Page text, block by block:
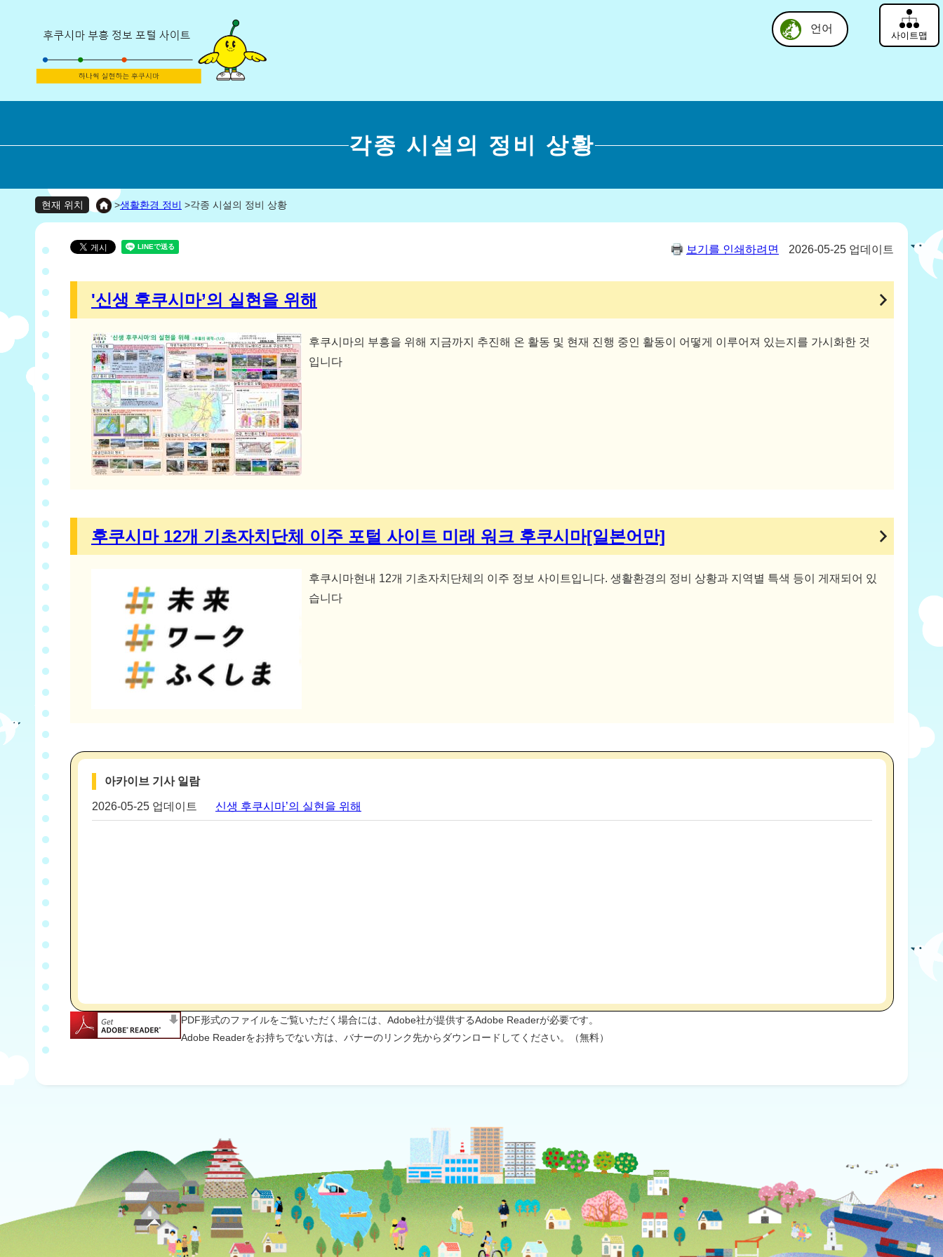
언어
사이트맵
각종 시설의 정비 상황
현재 위치 >생활환경 정비 >각종 시설의 정비 상황
보기를 인쇄하려면 2026-05-25 업데이트
'신생 후쿠시마’의 실현을 위해
후쿠시마의 부흥을 위해 지금까지 추진해 온 활동 및 현재 진행 중인 활동이 어떻게 이루어져 있는지를 가시화한 것
입니다
후쿠시마 12개 기초자치단체 이주 포털 사이트 미래 워크 후쿠시마[일본어만]
후쿠시마현내 12개 기초자치단체의 이주 정보 사이트입니다. 생활환경의 정비 상황과 지역별 특색 등이 게재되어 있
습니다
PDF形式のファイルをご覧いただく場合には、Adobe社が提供するAdobe Readerが必要です。
Adobe Readerをお持ちでない方は、バナーのリンク先からダウンロードしてください。（無料）